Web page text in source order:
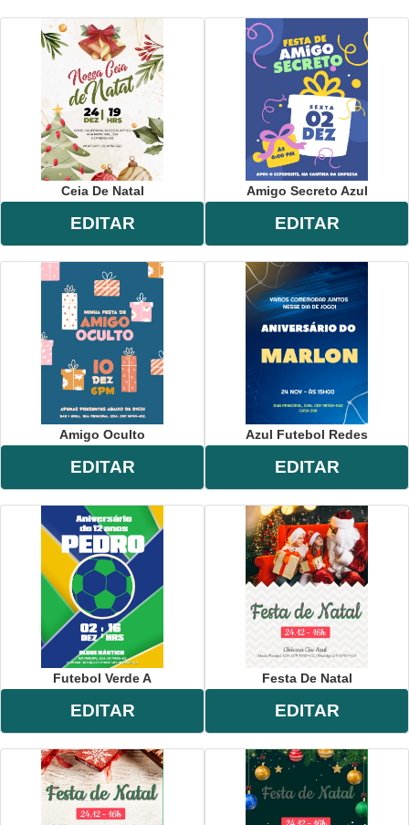
Ceia De Natal
EDITAR
Amigo Secreto Azul
EDITAR
Amigo Oculto
EDITAR
Azul Futebol Redes
EDITAR
Futebol Verde A
EDITAR
Festa De Natal
EDITAR